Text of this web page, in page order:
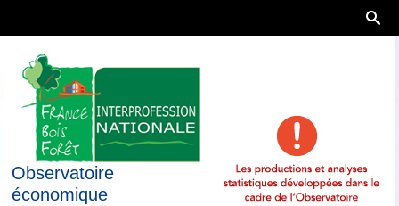
Observatoire
économique